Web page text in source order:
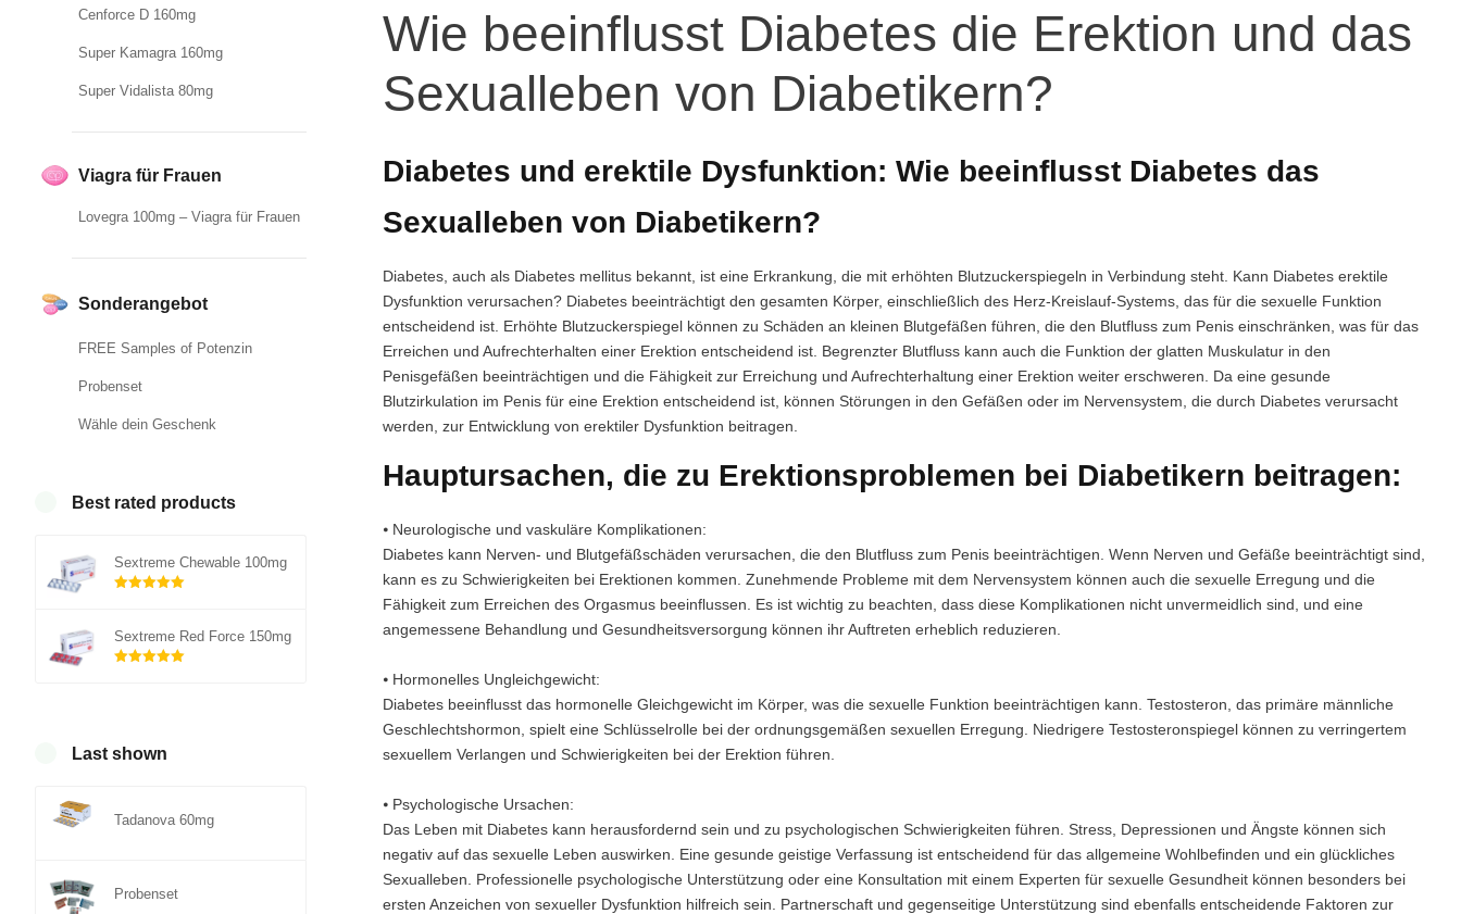
Cenforce D 160mg
Super Kamagra 160mg
Super Vidalista 80mg
Viagra für Frauen
Lovegra 100mg – Viagra für Frauen
Sonderangebot
FREE Samples of Potenzin
Probenset
Wähle dein Geschenk
Best rated products
Sextreme Chewable 100mg
Sextreme Red Force 150mg
Last shown
Tadanova 60mg
Probenset
Wie beeinflusst Diabetes die Erektion und das
Sexualleben von Diabetikern?
Diabetes und erektile Dysfunktion: Wie beeinflusst Diabetes das
Sexualleben von Diabetikern?
Diabetes, auch als Diabetes mellitus bekannt, ist eine Erkrankung, die mit erhöhten Blutzuckerspiegeln in Verbindung steht. Kann Diabetes erektile
Dysfunktion verursachen? Diabetes beeinträchtigt den gesamten Körper, einschließlich des Herz-Kreislauf-Systems, das für die sexuelle Funktion
entscheidend ist. Erhöhte Blutzuckerspiegel können zu Schäden an kleinen Blutgefäßen führen, die den Blutfluss zum Penis einschränken, was für das
Erreichen und Aufrechterhalten einer Erektion entscheidend ist. Begrenzter Blutfluss kann auch die Funktion der glatten Muskulatur in den
Penisgefäßen beeinträchtigen und die Fähigkeit zur Erreichung und Aufrechterhaltung einer Erektion weiter erschweren. Da eine gesunde
Blutzirkulation im Penis für eine Erektion entscheidend ist, können Störungen in den Gefäßen oder im Nervensystem, die durch Diabetes verursacht
werden, zur Entwicklung von erektiler Dysfunktion beitragen.
Hauptursachen, die zu Erektionsproblemen bei Diabetikern beitragen:
⦁ Neurologische und vaskuläre Komplikationen:
Diabetes kann Nerven- und Blutgefäßschäden verursachen, die den Blutfluss zum Penis beeinträchtigen. Wenn Nerven und Gefäße beeinträchtigt sind,
kann es zu Schwierigkeiten bei Erektionen kommen. Zunehmende Probleme mit dem Nervensystem können auch die sexuelle Erregung und die
Fähigkeit zum Erreichen des Orgasmus beeinflussen. Es ist wichtig zu beachten, dass diese Komplikationen nicht unvermeidlich sind, und eine
angemessene Behandlung und Gesundheitsversorgung können ihr Auftreten erheblich reduzieren.
⦁ Hormonelles Ungleichgewicht:
Diabetes beeinflusst das hormonelle Gleichgewicht im Körper, was die sexuelle Funktion beeinträchtigen kann. Testosteron, das primäre männliche
Geschlechtshormon, spielt eine Schlüsselrolle bei der ordnungsgemäßen sexuellen Erregung. Niedrigere Testosteronspiegel können zu verringertem
sexuellem Verlangen und Schwierigkeiten bei der Erektion führen.
⦁ Psychologische Ursachen:
Das Leben mit Diabetes kann herausfordernd sein und zu psychologischen Schwierigkeiten führen. Stress, Depressionen und Ängste können sich
negativ auf das sexuelle Leben auswirken. Eine gesunde geistige Verfassung ist entscheidend für das allgemeine Wohlbefinden und ein glückliches
Sexualleben. Professionelle psychologische Unterstützung oder eine Konsultation mit einem Experten für sexuelle Gesundheit können besonders bei
ersten Anzeichen von sexueller Dysfunktion hilfreich sein. Partnerschaft und gegenseitige Unterstützung sind ebenfalls entscheidende Faktoren zur